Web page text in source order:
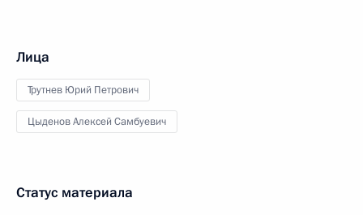
Лица
Трутнев Юрий Петрович
Цыденов Алексей Самбуевич
Статус материала